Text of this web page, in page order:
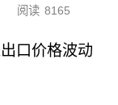
阅读 8165
口价格波动